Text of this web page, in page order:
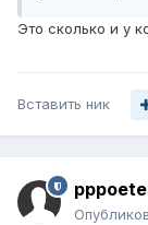
Это сколько и у
Вставить ник